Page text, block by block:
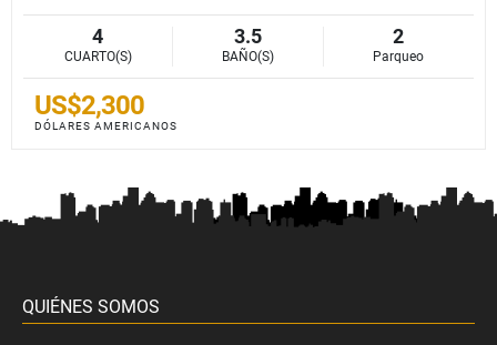
4
CUARTO(S)
3.5
BAÑO(S)
2
Parqueo
US$2,300
DÓLARES AMERICANOS
QUIÉNES SOMOS